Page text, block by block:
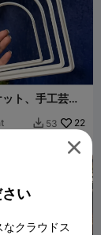
ト、手工芸用
 53 22

い
クラウドス